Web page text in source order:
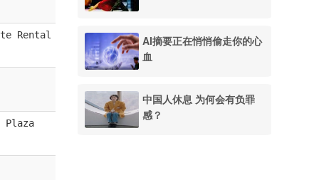
Rental
AI摘要正在悄悄偷走你的心
血
中国人休息 为何会有负罪
感？